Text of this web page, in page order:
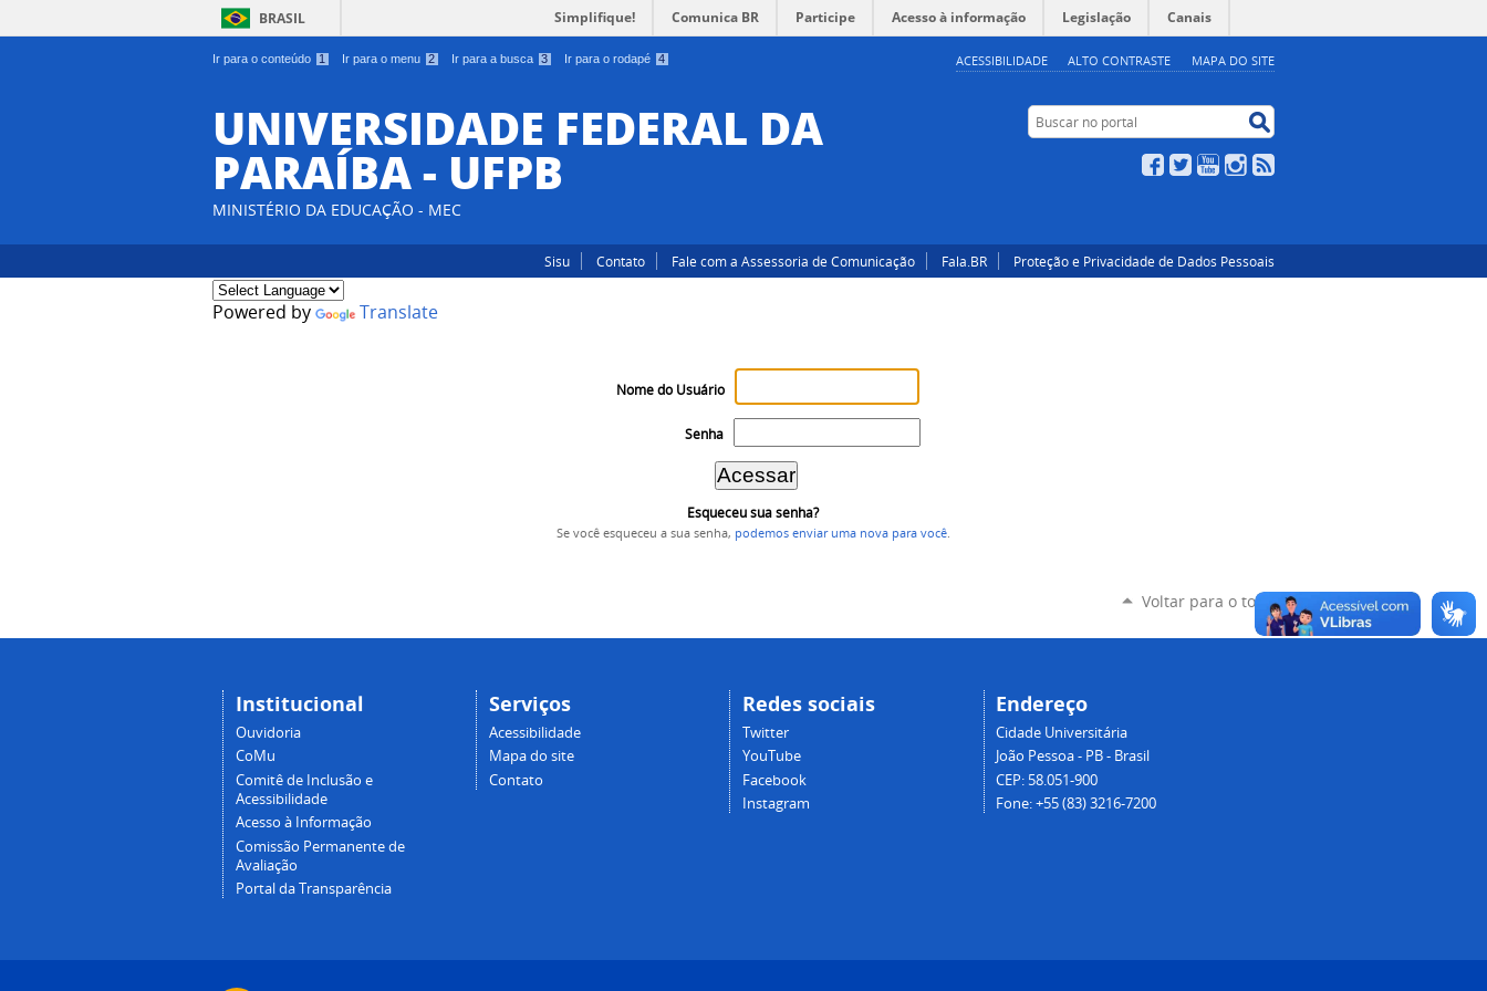
Ir para o conteúdo 1 Ir para o menu 2 Ir para a busca 3 Ir para o rodapé 4 ACESSIBILIDADE ALTO CONTRASTE MAPA DO SITE
BRASIL Simplifique! Comunica BR Participe Acesso à informação Legislação Canais
UNIVERSIDADE FEDERAL DA
PARAÍBA - UFPB
MINISTÉRIO DA EDUCAÇÃO - MEC
Buscar no portal
Facebook
TwitterYouTubeInstagram
Sisu Contato Fale com a Assessoria de Comunicação Fala.BR Proteção e Privacidade de Dados Pessoais
Powered by Translate
Nome do Usuário
Senha
Esqueceu sua senha?
Se você esqueceu a sua senha, podemos enviar uma nova para você.
Voltar para o topo
Institucional
Ouvidoria
CoMu
Comitê de Inclusão e
Acessibilidade
Acesso à Informação
Comissão Permanente de
Avaliação
Portal da Transparência
Serviços
Acessibilidade
Mapa do site
Contato
Redes sociais
Twitter
YouTube
Facebook
Instagram
Endereço
Cidade Universitária
João Pessoa - PB - Brasil
CEP: 58.051-900
Fone: +55 (83) 3216-7200